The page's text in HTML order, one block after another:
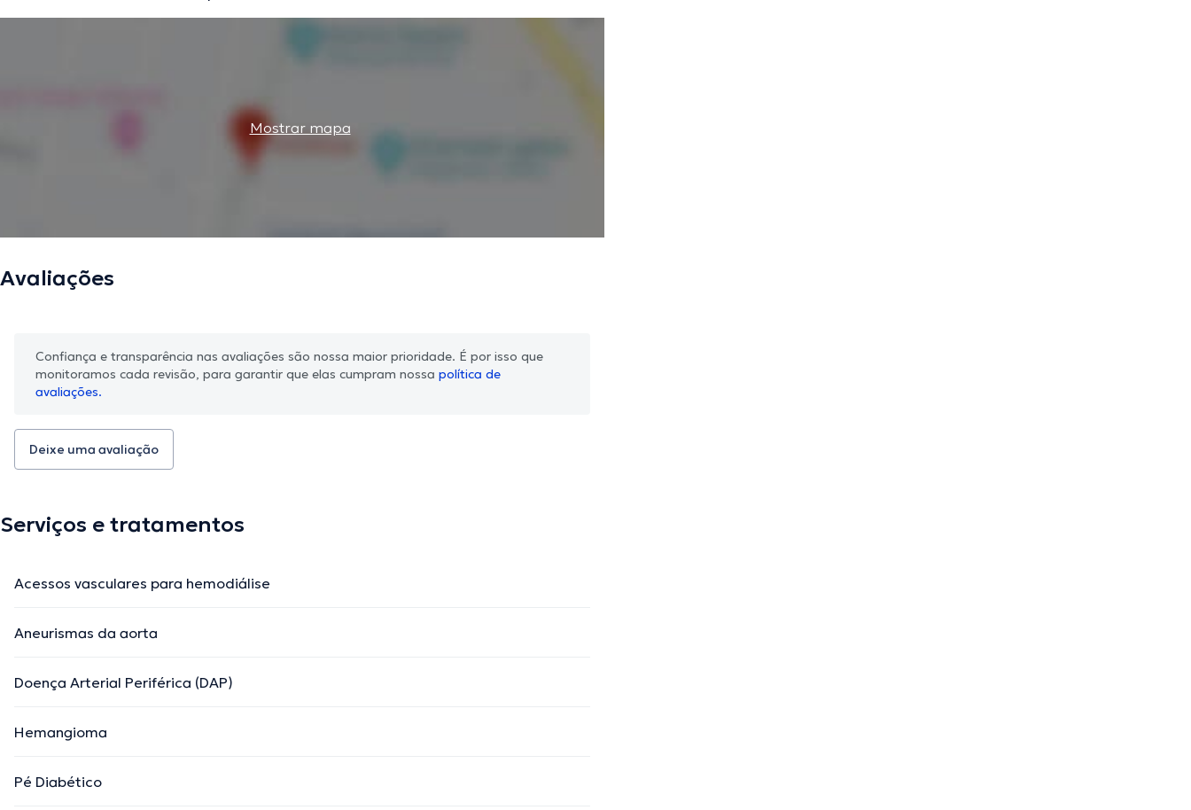
Mostrar mapa
Avaliações
Confiança e transparência nas avaliações são nossa maior prioridade. É por isso que
monitoramos cada revisão, para garantir que elas cumpram nossa política de
avaliações.
Deixe uma avaliação
Serviços e tratamentos
Acessos vasculares para hemodiálise
Aneurismas da aorta
Doença Arterial Periférica (DAP)
Hemangioma
Pé Diabético